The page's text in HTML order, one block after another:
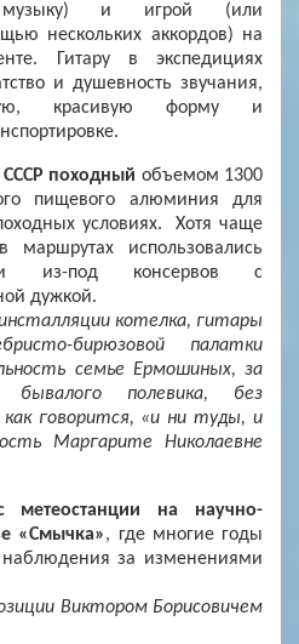
и игрой (или
нескольких аккордов) на
Гитару в экспедициях
и душевность звучания,
красивую форму и
походный объемом 1300
пищевого алюминия для
условиях. Хотя чаще
использовались
из-под консервов с
дужкой.
котелка, гитары
бирюзовой палатки
семье Ермошиных, за
бывалого полевика, без
как говорится, «и ни туды, и
Маргарите Николаевне
на научно-
«Смычка», где многие годы
наблюдения за изменениями
Виктором Борисовичем